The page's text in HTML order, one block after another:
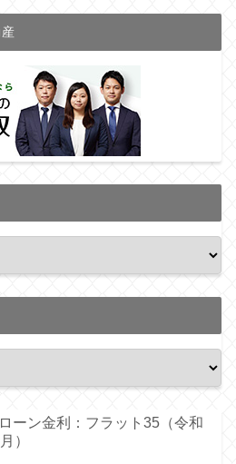
ーン金利：フラット35（令和
）